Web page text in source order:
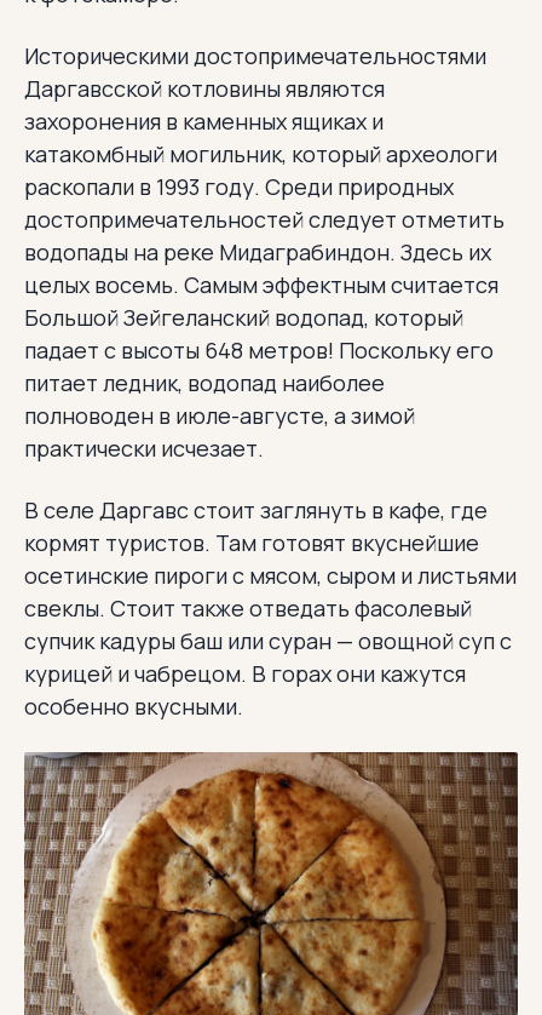
Историческими достопримечательностями
Даргавсской котловины являются
захоронения в каменных ящиках и
катакомбный могильник, который археологи
раскопали в 1993 году. Среди природных
достопримечательностей следует отметить
водопады на реке Мидаграбиндон. Здесь их
целых восемь. Самым эффектным считается
Большой Зейгеланский водопад, который
падает с высоты 648 метров! Поскольку его
питает ледник, водопад наиболее
полноводен в июле-августе, а зимой
практически исчезает.
В селе Даргавс стоит заглянуть в кафе, где
кормят туристов. Там готовят вкуснейшие
осетинские пироги с мясом, сыром и листьями
свеклы. Стоит также отведать фасолевый
супчик кадуры баш или суран — овощной суп с
курицей и чабрецом. В горах они кажутся
особенно вкусными.